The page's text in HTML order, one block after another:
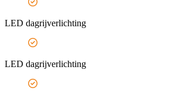
LED dagrijverlichting
LED dagrijverlichting